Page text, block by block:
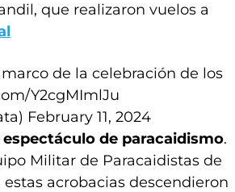
que realizaron vuelos a
de la celebración de los
Y2cgMImlJu
February 11, 2024
espectáculo de paracaidismo.
Militar de Paracaidistas de
acrobacias descendieron